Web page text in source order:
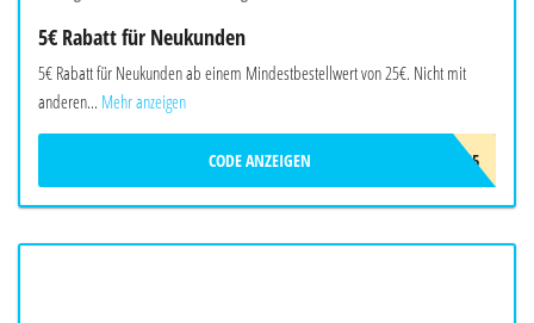
5€ Rabatt für Neukunden
5€ Rabatt für Neukunden ab einem Mindestbestellwert von 25€. Nicht mit
anderen... Mehr anzeigen
LOS5
CODE ANZEIGEN